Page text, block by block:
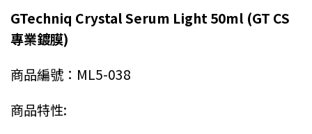
GTechniq Crystal Serum Light 50ml (GT CS
專業鍍膜)
商品編號：ML5-038
商品特性: